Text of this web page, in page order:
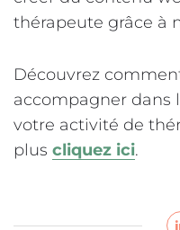
thérapeute grâce à
Découvrez
accompagner dans
votre activité de
plus cliquez ici.